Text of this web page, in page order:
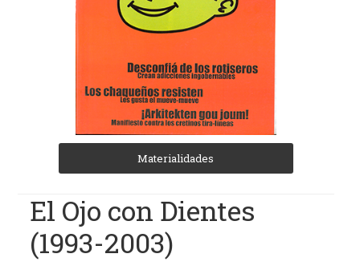
Culturales
como
objetivo
central
Materialidades
El Ojo con Dientes
(1993-2003)